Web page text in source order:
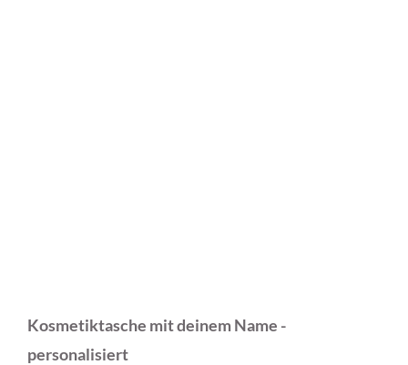
Kosmetiktasche mit deinem Name -
personalisiert